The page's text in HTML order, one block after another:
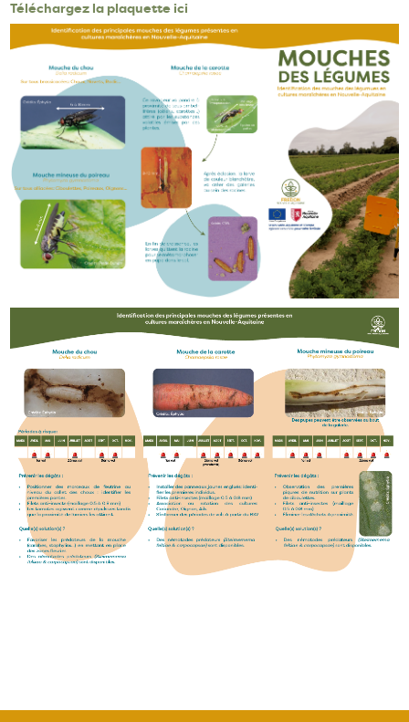
Téléchargez la plaquette ici